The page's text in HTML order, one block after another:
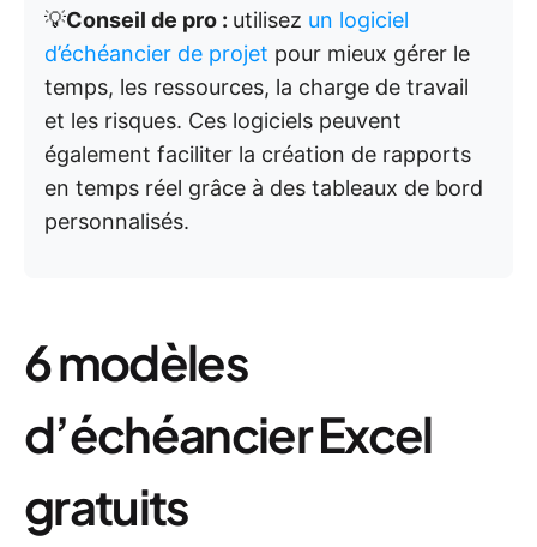
💡Conseil de pro : utilisez un logiciel
d’échéancier de projet pour mieux gérer le
temps, les ressources, la charge de travail
et les risques. Ces logiciels peuvent
également faciliter la création de rapports
en temps réel grâce à des tableaux de bord
personnalisés.
6 modèles
d’échéancier Excel
gratuits